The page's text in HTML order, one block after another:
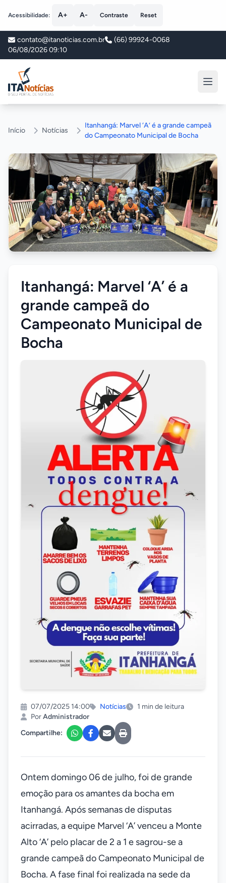
Acessibilidade: A+ A- Contraste Reset
contato@itanoticias.com.br
(66) 99924-0068
06/08/2026 09:10
ITA Notícias
Início Notícias
Itanhangá: Marvel ‘A’ é a grande campeã
do Campeonato Municipal de Bocha
Itanhangá: Marvel ‘A’ é a
grande campeã do
Campeonato Municipal de
Bocha
07/07/2025 14:00 Notícias
1 min de leitura
PorAdministrador
Compartilhe:
Ontem domingo 06 de julho, foi de grande
emoção para os amantes da bocha em
Itanhangá. Após semanas de disputas
acirradas, a equipe Marvel ‘A’ venceu a Monte
Alto ‘A’ pelo placar de 2 a 1 e sagrou-se a
grande campeã do Campeonato Municipal de
Bocha. A fase final foi realizada na sede da